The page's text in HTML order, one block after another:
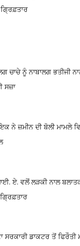
ਚਾਚੇ ਨੂੰ ਨਾਬਾਲਗ ਭਤੀਜੀ
ਸਜ਼ਾ
ਨੇ ਜ਼ਮੀਨ ਦੀ ਬੋਲੀ ਮਾਮਲੇ
ਏ. ਵਲੋਂ ਲੜਕੀ ਨਾਲ
ਸਰਕਾਰੀ ਡਾਕਟਰ ਤੋਂ